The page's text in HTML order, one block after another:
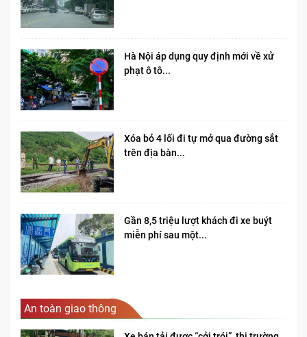
Hà Nội áp dụng quy định mới về xử
phạt ô tô...
Xóa bỏ 4 lối đi tự mở qua đường sắt
trên địa bàn...
Gần 8,5 triệu lượt khách đi xe buýt
miễn phí sau một...
An toàn giao thông